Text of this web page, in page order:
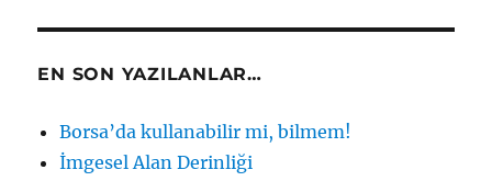
EN SON YAZILANLAR…
Borsa’da kullanabilir mi, bilmem!
İmgesel Alan Derinliği